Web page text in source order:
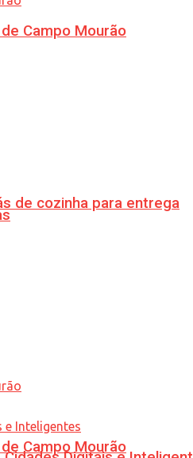
de cozinha para entrega
Campo Mourão
Campo Mourão